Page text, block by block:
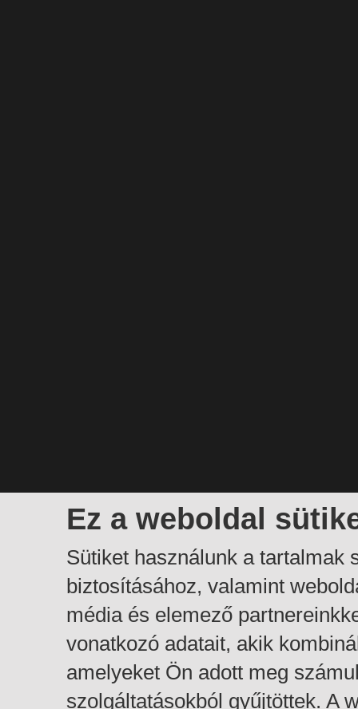
Ez a weboldal
Sütiket használunk a tartalmak
biztosításához, valamint
média és elemező
vonatkozó adatait, akik
amelyeket Ön adott meg
szolgáltatásokból gyűjtöttek. A